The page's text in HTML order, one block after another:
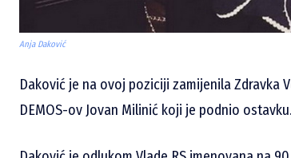
Anja Daković
Daković je na ovoj poziciji zamijenila Zdravka
DEMOS-ov Jovan Milinić koji je podnio ostavku.